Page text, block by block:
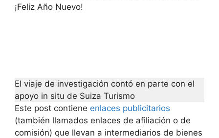
¡Feliz Año Nuevo!
El viaje de investigación contó en parte con el
apoyo in situ de Suiza Turismo
Este post contiene enlaces publicitarios
(también llamados enlaces de afiliación o de
comisión) que llevan a intermediarios de bienes